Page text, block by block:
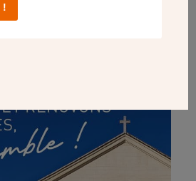
œuvre d’Église qui, depuis près de
ou embelli plus de 300
!